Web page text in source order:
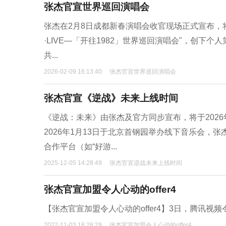
张杰官宣世界巡回演唱会
张杰在2月8日成都新春演唱会收官现场正式宣布
·LIVE—「开往1982」世界巡回演唱会"，创下个
共...
2026-02-09 16:13:40 张杰官宣世界巡回演唱会
张杰官宣《逆战》未来上线时间
《逆战：未来》由张杰及官方同步宣布，将于
2026年1月13日于北京首钢园举办线下音乐会，
合作平台（如“好游...
2025-12-05 14:28:49 张杰官宣逆战未来上线时间
张杰官宣加盟令人心动的offer4
【张杰官宣加盟令人心动的offer4】3日，腾讯视